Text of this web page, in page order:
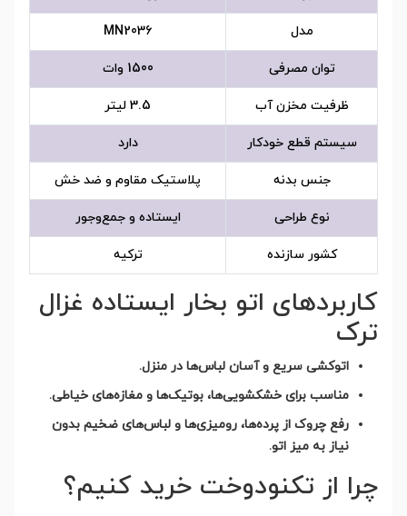
مدل MN2036
توان مصرفی 1500 وات
ظرفیت مخزن آب 3.5 لیتر
سیستم قطع خودکار دارد
جنس بدنه پلاستیک مقاوم و ضد خش
نوع طراحی ایستاده و جمع‌وجور
کشور سازنده ترکیه
کاربردهای اتو بخار ایستاده غزال
ترک
اتوکشی سریع و آسان لباس‌ها در منزل.
مناسب برای خشکشویی‌ها، بوتیک‌ها و مغازه‌های خیاطی.
رفع چروک از پرده‌ها، رومیزی‌ها و لباس‌های ضخیم بدون
نیاز به میز اتو.
چرا از تکنودوخت خرید کنیم؟